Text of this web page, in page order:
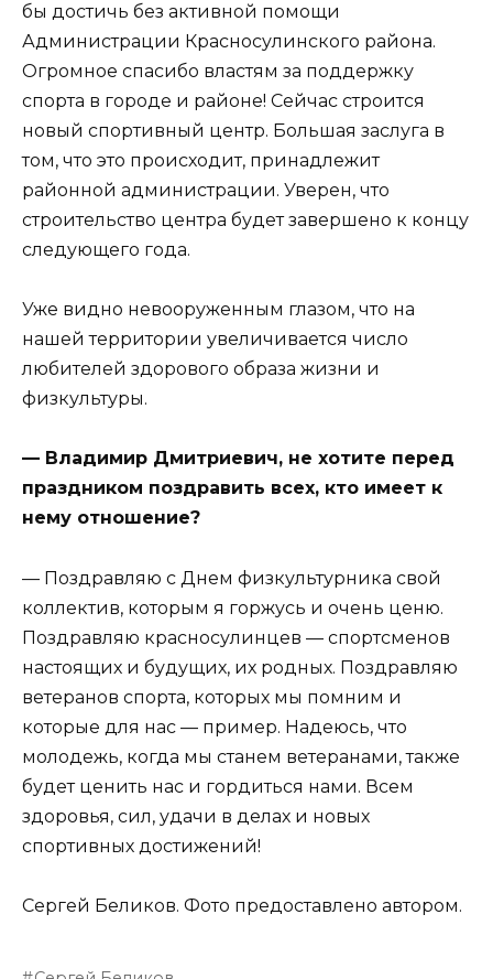
бы достичь без активной помощи
Администрации Красносулинского района.
Огромное спасибо властям за поддержку
спорта в городе и районе! Сейчас строится
новый спортивный центр. Большая заслуга в
том, что это происходит, принадлежит
районной администрации. Уверен, что
строительство центра будет завершено к концу
следующего года.
Уже видно невооруженным глазом, что на
нашей территории увеличивается число
любителей здорового образа жизни и
физкультуры.
— Владимир Дмитриевич, не хотите перед
праздником поздравить всех, кто имеет к
нему отношение?
— Поздравляю с Днем физкультурника свой
коллектив, которым я горжусь и очень ценю.
Поздравляю красносулинцев — спортсменов
настоящих и будущих, их родных. Поздравляю
ветеранов спорта, которых мы помним и
которые для нас — пример. Надеюсь, что
молодежь, когда мы станем ветеранами, также
будет ценить нас и гордиться нами. Всем
здоровья, сил, удачи в делах и новых
спортивных достижений!
Сергей Беликов. Фото предоставлено автором.